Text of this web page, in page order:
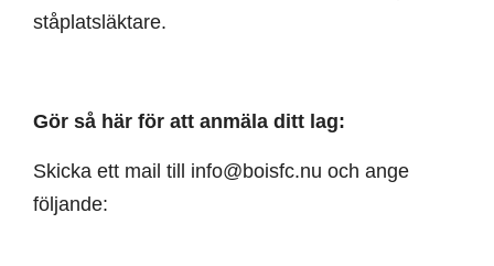
ståplatsläktare.
Gör så här för att anmäla ditt lag:
Skicka ett mail till info@boisfc.nu och ange
följande: